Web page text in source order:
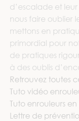
d’escalade et
nous faire oublier
mettons en
primordial pour
de pratiques
à des oublis
Retrouvez toutes
Tuto vidéo
Tuto enrouleurs
Lettre de